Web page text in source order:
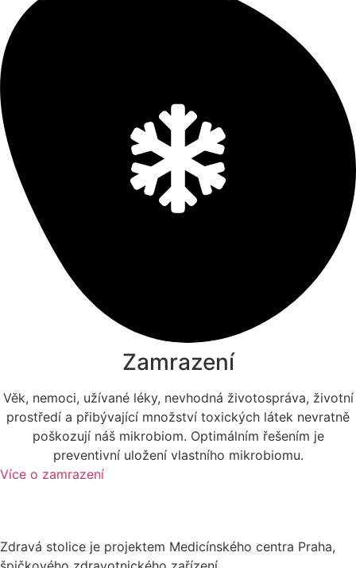
Zamrazení
Věk, nemoci, užívané léky, nevhodná životospráva, životní
prostředí a přibývající množství toxických látek nevratně
poškozují náš mikrobiom. Optimálním řešením je
preventivní uložení vlastního mikrobiomu.
Více o zamrazení
Zdravá stolice je projektem Medicínského centra Praha,